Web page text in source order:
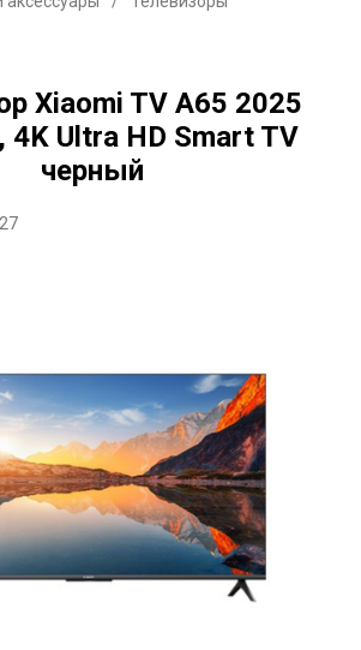
Xiaomi TV A65 2025
4K Ultra HD Smart TV
черный